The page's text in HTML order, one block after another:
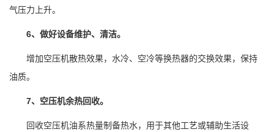
气压力上升。
6、做好设备维护、清洁。
增加空压机散热效果，水冷、空冷等换热器的交换效果，保持
油质。
7、空压机余热回收。
回收空压机油系热量制备热水，用于其他工艺或辅助生活设